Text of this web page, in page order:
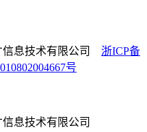
信息技术有限公司 浙ICP备
号
息技术有限公司